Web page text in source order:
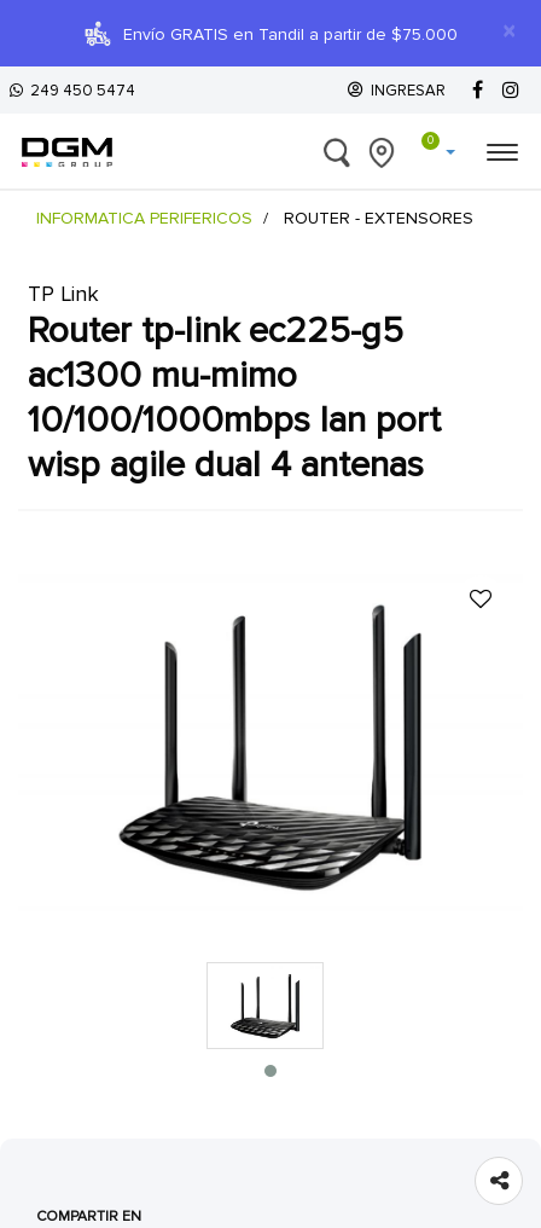
×
Envío GRATIS en Tandil a partir de $75.000
249 450 5474 INGRESAR
0
INFORMATICA PERIFERICOS ROUTER - EXTENSORES
TP Link
router tp-link ec225-g5
ac1300 mu-mimo
10/100/1000mbps lan port
wisp agile dual 4 antenas
COMPARTIR EN